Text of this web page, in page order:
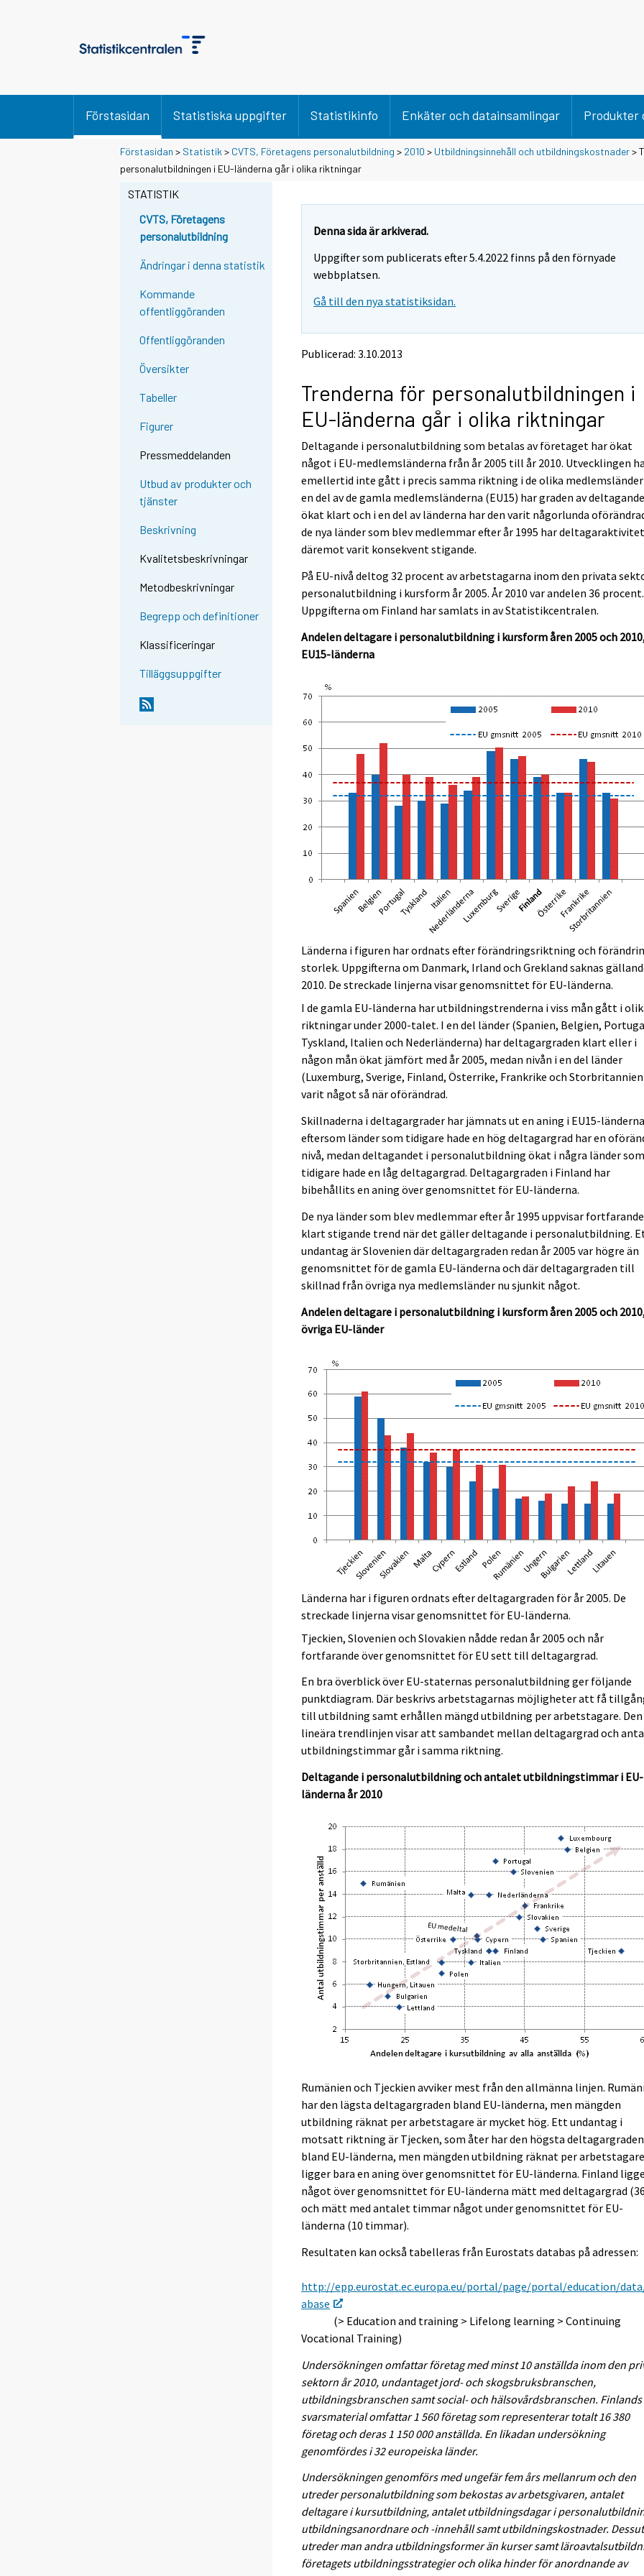
Förstasidan Statistiska uppgifter Statistikinfo Enkäter och datainsamlingar Produkter
Förstasidan > Statistik > CVTS, Företagens personalutbildning > 2010 > Utbildningsinnehåll och utbildningskostnader>
personalutbildningen i EU-länderna går i olika riktningar
STATISTIK
CVTS, Företagens
personalutbildning
Ändringar i denna statistik
Kommande
offentliggöranden
Offentliggöranden
Översikter
Tabeller
Figurer
Pressmeddelanden
Utbud av produkter och
tjänster
Beskrivning
Kvalitetsbeskrivningar
Metodbeskrivningar
Begrepp och definitioner
Klassificeringar
Tilläggsuppgifter
Denna sida är arkiverad.
Uppgifter som publicerats efter 5.4.2022 finns på den förnyade
webbplatsen.
Gå till den nya statistiksidan.
Publicerad: 3.10.2013
Trenderna för personalutbildningen i
EU-länderna går i olika riktningar
Deltagande i personalutbildning som betalas av företaget har ökat
något i EU-medlemsländerna från år 2005 till år 2010. Utvecklingen
emellertid inte gått i precis samma riktning i de olika
en del av de gamla medlemsländerna (EU15) har graden av
ökat klart och i en del av länderna har den varit någorlunda
de nya länder som blev medlemmar efter år 1995 har
däremot varit konsekvent stigande.
På EU-nivå deltog 32 procent av arbetstagarna inom den privata
personalutbildning i kursform år 2005. År 2010 var andelen 36 procent.
Uppgifterna om Finland har samlats in av Statistikcentralen.
Andelen deltagare i personalutbildning i kursform åren 2005 och
EU15-länderna
Länderna i figuren har ordnats efter förändringsriktning och
storlek. Uppgifterna om Danmark, Irland och Grekland saknas
2010. De streckade linjerna visar genomsnittet för EU-länderna.
I de gamla EU-länderna har utbildningstrenderna i viss mån gått i
riktningar under 2000-talet. I en del länder (Spanien, Belgien,
Tyskland, Italien och Nederländerna) har deltagargraden klart eller i
någon mån ökat jämfört med år 2005, medan nivån i en del länder
(Luxemburg, Sverige, Finland, Österrike, Frankrike och
varit något så när oförändrad.
Skillnaderna i deltagargrader har jämnats ut en aning i EU15-
eftersom länder som tidigare hade en hög deltagargrad har en
nivå, medan deltagandet i personalutbildning ökat i några länder
tidigare hade en låg deltagargrad. Deltagargraden i Finland har
bibehållits en aning över genomsnittet för EU-länderna.
De nya länder som blev medlemmar efter år 1995 uppvisar
klart stigande trend när det gäller deltagande i personalutbildning.
undantag är Slovenien där deltagargraden redan år 2005 var högre än
genomsnittet för de gamla EU-länderna och där deltagargraden till
skillnad från övriga nya medlemsländer nu sjunkit något.
Andelen deltagare i personalutbildning i kursform åren 2005 och
övriga EU-länder
Länderna har i figuren ordnats efter deltagargraden för år 2005. De
streckade linjerna visar genomsnittet för EU-länderna.
Tjeckien, Slovenien och Slovakien nådde redan år 2005 och når
fortfarande över genomsnittet för EU sett till deltagargrad.
En bra överblick över EU-staternas personalutbildning ger följande
punktdiagram. Där beskrivs arbetstagarnas möjligheter att få
till utbildning samt erhållen mängd utbildning per arbetstagare. Den
lineära trendlinjen visar att sambandet mellan deltagargrad och
utbildningstimmar går i samma riktning.
Deltagande i personalutbildning och antalet utbildningstimmar i EU-
länderna år 2010
Rumänien och Tjeckien avviker mest från den allmänna linjen.
har den lägsta deltagargraden bland EU-länderna, men mängden
utbildning räknat per arbetstagare är mycket hög. Ett undantag i
motsatt riktning är Tjecken, som åter har den högsta deltagargraden
bland EU-länderna, men mängden utbildning räknat per
ligger bara en aning över genomsnittet för EU-länderna. Finland
något över genomsnittet för EU-länderna mätt med deltagargrad
och mätt med antalet timmar något under genomsnittet för EU-
länderna (10 timmar).
Resultaten kan också tabelleras från Eurostats databas på adressen:
http://epp.eurostat.ec.europa.eu/portal/page/portal/education/
abase
o
(> Education and training > Lifelong learning > Continuing
Vocational Training)
Undersökningen omfattar företag med minst 10 anställda inom den
sektorn år 2010, undantaget jord- och skogsbruksbranschen,
utbildningsbranschen samt social- och hälsovårdsbranschen. Finlands
svarsmaterial omfattar 1 560 företag som representerar totalt 16 380
företag och deras 1 150 000 anställda. En likadan undersökning
genomfördes i 32 europeiska länder.
Undersökningen genomförs med ungefär fem års mellanrum och den
utreder personalutbildning som bekostas av arbetsgivaren, antalet
deltagare i kursutbildning, antalet utbildningsdagar i
utbildningsanordnare och -innehåll samt utbildningskostnader.
utreder man andra utbildningsformer än kurser samt
företagets utbildningsstrategier och olika hinder för anordnande av